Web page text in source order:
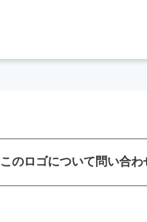
このロゴについて問い合わ